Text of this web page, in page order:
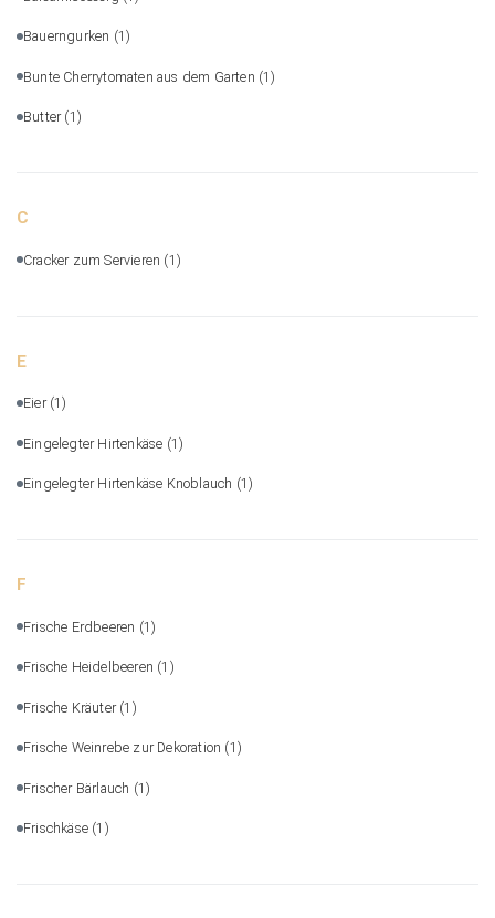
Bauerngurken (1)
Bunte Cherrytomaten aus dem Garten (1)
Butter (1)
C
Cracker zum Servieren (1)
E
Eier (1)
Eingelegter Hirtenkäse (1)
Eingelegter Hirtenkäse Knoblauch (1)
F
Frische Erdbeeren (1)
Frische Heidelbeeren (1)
Frische Kräuter (1)
Frische Weinrebe zur Dekoration (1)
Frischer Bärlauch (1)
Frischkäse (1)